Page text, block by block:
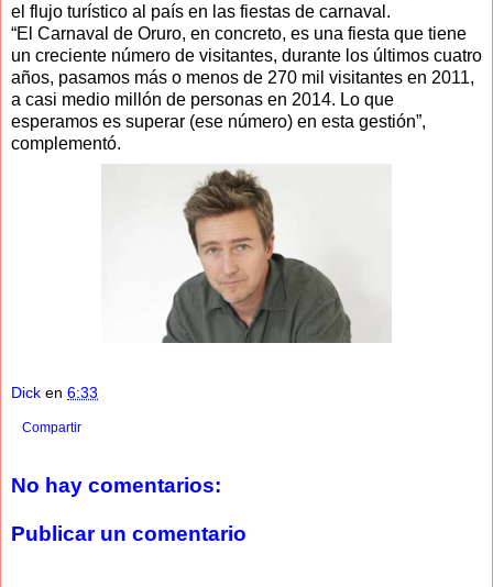
el flujo turístico al país en las fiestas de carnaval.
“El Carnaval de Oruro, en concreto, es una fiesta que tiene
un creciente número de visitantes, durante los últimos cuatro
años, pasamos más o menos de 270 mil visitantes en 2011,
a casi medio millón de personas en 2014. Lo que
esperamos es superar (ese número) en esta gestión”,
complementó.
Dick en 6:33
Compartir
No hay comentarios:
Publicar un comentario